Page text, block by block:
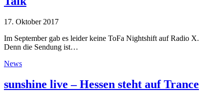
17. Oktober 2017
Im September gab es leider keine ToFa Nightshift auf Radio X.
Denn die Sendung ist…
News
sunshine live – Hessen steht auf Trance